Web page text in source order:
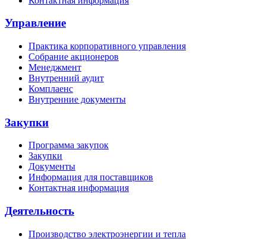
Управление
Практика корпоративного управления
Собрание акционеров
Менеджмент
Внутренний аудит
Комплаенс
Внутренние документы
Закупки
Программа закупок
Закупки
Документы
Информация для поставщиков
Контактная информация
Деятельность
Производство электроэнергии и тепла